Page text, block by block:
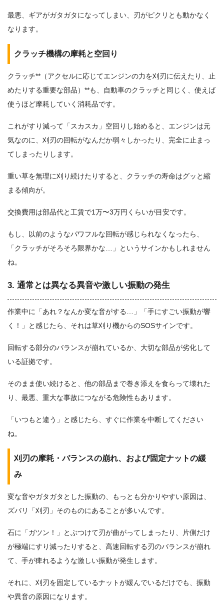
最悪、ギアがガタガタになってしまい、刃がピクリとも動かなく
なります。
クラッチ機構の摩耗と空回り
クラッチ**（アクセルに応じてエンジンの力を刈刃に伝えたり、止
めたりする重要な部品）**も、自動車のクラッチと同じく、使えば
使うほど摩耗していく消耗品です。
これがすり減って「スカスカ」空回りし始めると、エンジンは元
気なのに、刈刃の回転がなんだか弱々しかったり、完全に止まっ
てしまったりします。
重い草を無理に刈り続けたりすると、クラッチの寿命はグッと縮
まる傾向が。
交換費用は部品代と工賃で1万〜3万円くらいが目安です。
もし、以前のようなパワフルな回転が感じられなくなったら、
「クラッチがそろそろ限界かな…」というサインかもしれません
ね。
3. 通常とは異なる異音や激しい振動の発生
作業中に「あれ？なんか変な音がする…」「手にすごい振動が響
く！」と感じたら、それは草刈り機からのSOSサインです。
回転する部分のバランスが崩れているか、大切な部品が劣化して
いる証拠です。
そのまま使い続けると、他の部品まで巻き添えを食らって壊れた
り、最悪、重大な事故につながる危険性もあります。
「いつもと違う」と感じたら、すぐに作業を中断してください
ね。
刈刃の摩耗・バランスの崩れ、および固定ナットの緩
み
変な音やガタガタとした振動の、もっとも分かりやすい原因は、
ズバリ「刈刃」そのものにあることが多いんです。
石に「ガツン！」とぶつけて刃が曲がってしまったり、片側だけ
が極端にすり減ったりすると、高速回転する刃のバランスが崩れ
て、手が痺れるような激しい振動が発生します。
それに、刈刃を固定しているナットが緩んでいるだけでも、振動
や異音の原因になります。